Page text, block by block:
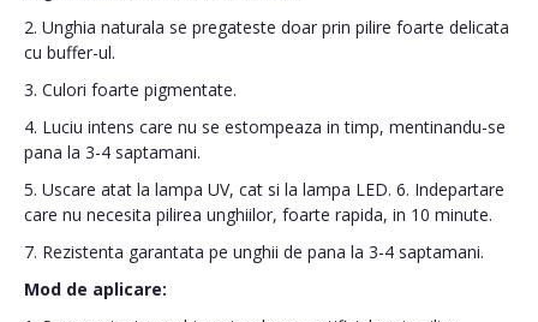
2. Unghia naturala se pregateste doar prin pilire foarte delicata
cu buffer-ul.
3. Culori foarte pigmentate.
4. Luciu intens care nu se estompeaza in timp, mentinandu-se
pana la 3-4 saptamani.
5. Uscare atat la lampa UV, cat si la lampa LED. 6. Indepartare
care nu necesita pilirea unghiilor, foarte rapida, in 10 minute.
7. Rezistenta garantata pe unghii de pana la 3-4 saptamani.
Mod de aplicare: